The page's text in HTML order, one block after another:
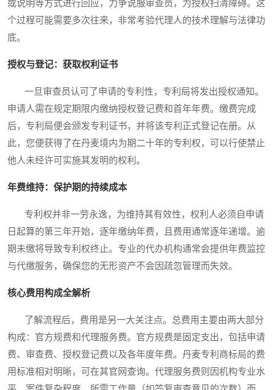
或说明等方式进行回应，力争说服审查员，为授权扫清障碍。这
个过程可能需要多次往来，非常考验代理人的技术理解与法律功
底。
授权与登记：获取权利证书
一旦审查员认可了申请的专利性，专利局将发出授权通知。
申请人需在规定期限内缴纳授权登记费和首年年费。缴费完成
后，专利局便会颁发专利证书，并将该专利正式登记在册。从
此，您便获得了在丹麦境内为期二十年的专利权，可以行使禁止
他人未经许可实施其发明的权利。
年费维持：保护期的持续成本
专利权并非一劳永逸，为维持其有效性，权利人必须自申请
日起算的第三年开始，逐年缴纳年费，且费用通常逐年递增。逾
期未缴将导致专利权终止。专业的代办机构通常会提供年费监控
与代缴服务，确保您的无形资产不会因疏忽管理而失效。
核心费用构成全解析
了解流程后，费用是另一大关注点。总费用主要由两大部分
构成：官方规费和代理服务费。官方规费是固定支出，包括申请
费、审查费、授权登记费以及各年度年费。丹麦专利商标局的费
用标准相对明晰，可在其官网查询。代理服务费则因机构专业水